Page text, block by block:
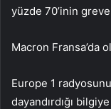
yüzde 70’inin
Macron Fransa’da
Europe 1
dayandırdığı